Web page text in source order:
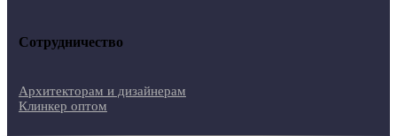
Сотрудничество
Архитекторам и дизайнерам
Клинкер оптом